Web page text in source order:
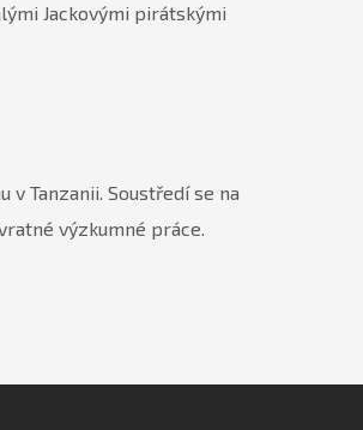
Jackovými pirátskými
Tanzanii. Soustředí se na
výzkumné práce.